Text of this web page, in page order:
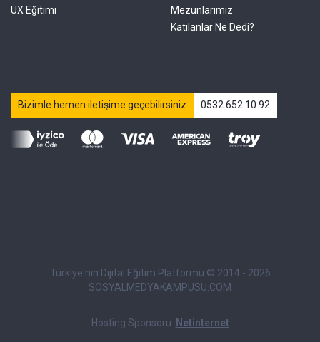
UX Eğitimi
Mezunlarımız
Katılanlar Ne Dedi?
Bizimle hemen iletişime geçebilirsiniz 0532 652 10 92
Türkiye'nin Dijital Eğitim Platformu © 2014 - 2026
SOSYALMEDYAKAMPUSU.COM
Hosting Sponsoru: Netinternet